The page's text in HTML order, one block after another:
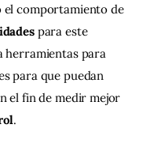
el comportamiento de
para este
herramientas para
para que puedan
el fin de medir mejor
.